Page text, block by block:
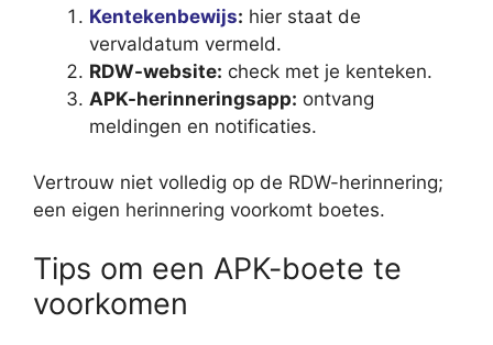
Kentekenbewijs: hier staat de
vervaldatum vermeld.
RDW-website: check met je kenteken.
APK-herinneringsapp: ontvang
meldingen en notificaties.
Vertrouw niet volledig op de RDW-herinnering;
een eigen herinnering voorkomt boetes.
Tips om een APK-boete te
voorkomen